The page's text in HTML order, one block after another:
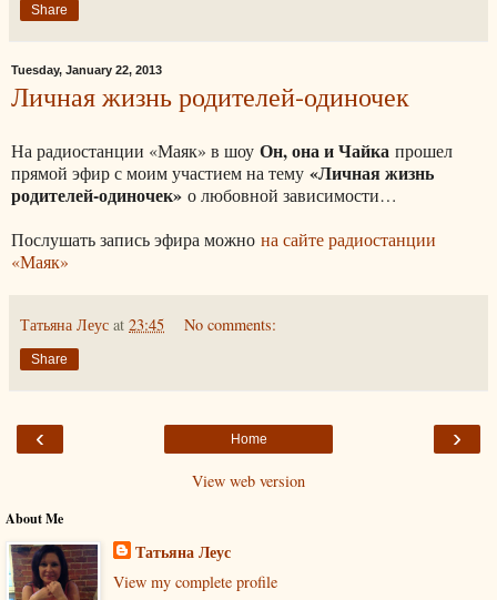
Share
Tuesday, January 22, 2013
Личная жизнь родителей-одиночек
На радиостанции «Маяк» в шоу Он, она и Чайка прошел
прямой эфир с моим участием на тему «Личная жизнь
родителей-одиночек» о любовной зависимости…
Послушать запись эфира можно на сайте радиостанции
«Маяк»
Татьяна Леус at 23:45 No comments:
Share
‹ ›
Home
View web version
About Me
Татьяна Леус
View my complete profile